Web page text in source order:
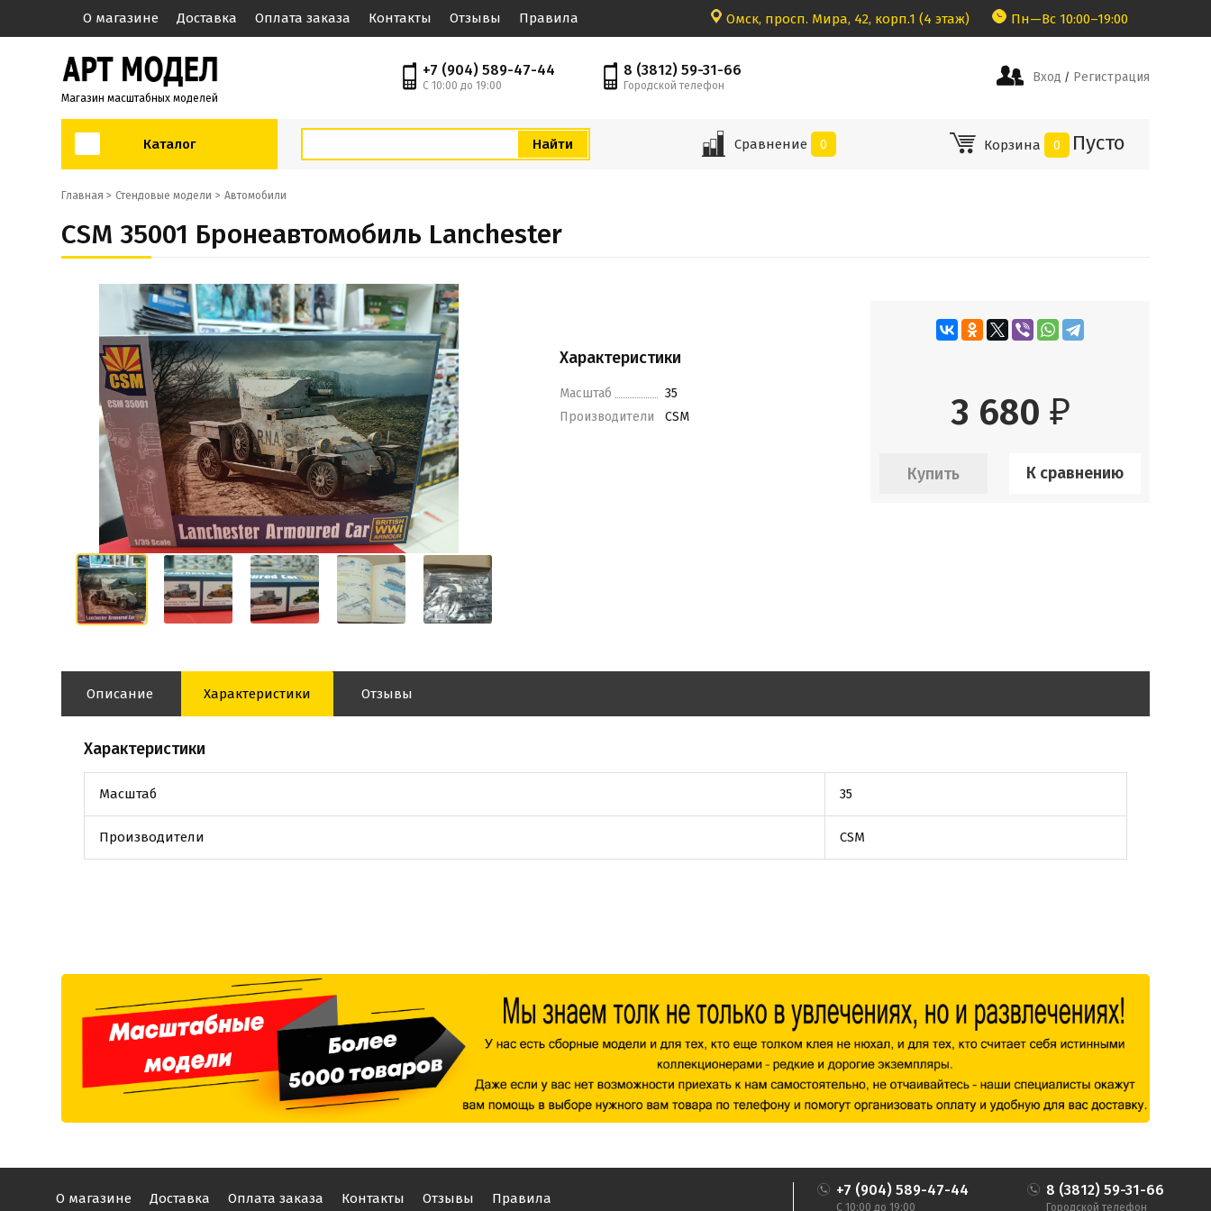
О магазине Доставка Оплата заказа Контакты Отзывы Правила Омск, просп. Мира, 42, корп.1 (4 этаж) Пн—Вс 10:00–19:00
Магазин масштабных моделей
+7 (904) 589-47-44
С 10:00 до 19:00
8 (3812) 59-31-66
Городской телефон
Вход / Регистрация
Каталог Сравнение 0 Корзина 0 Пусто
Главная > Стендовые модели Автомобили
CSM 35001 Бронеавтомобиль Lanchester
Характеристики
Масштаб
35
Производители
CSM 3 680 ₽
К сравнению
Описание Характеристики Отзывы
Характеристики
Масштаб 35
Производители CSM
О магазине Доставка Оплата заказа Контакты Отзывы Правила +7 (904) 589-47-44
С 10:00 до 19:00
8 (3812) 59-31-66
Городской телефон